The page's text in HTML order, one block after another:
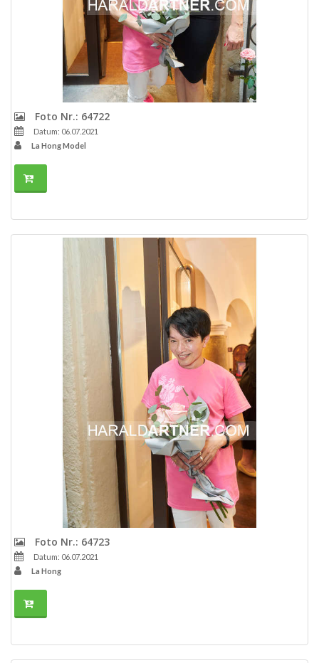
Foto Nr.: 64722
Datum: 06.07.2021
La Hong Model
Foto Nr.: 64723
Datum: 06.07.2021
La Hong